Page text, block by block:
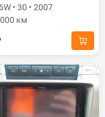
• 30 • 2007
км